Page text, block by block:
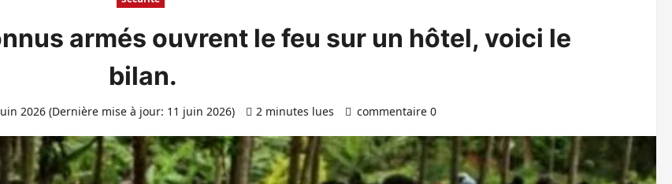
armés ouvrent le feu sur un hôtel, voici le
bilan.
2026 (Dernière mise à jour: 11 juin 2026) 2 minutes lues commentaire 0